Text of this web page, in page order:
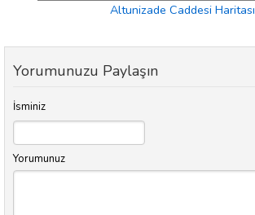
Altunizade Caddesi Haritası
Yorumunuzu Paylaşın
İsminiz
Yorumunuz